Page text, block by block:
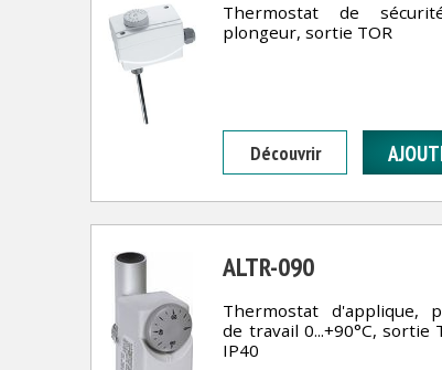
Thermostat de
plongeur, sortie TOR
Découvrir
ALTR-090
Thermostat d'applique,
de travail 0...+90°C, sortie
IP40